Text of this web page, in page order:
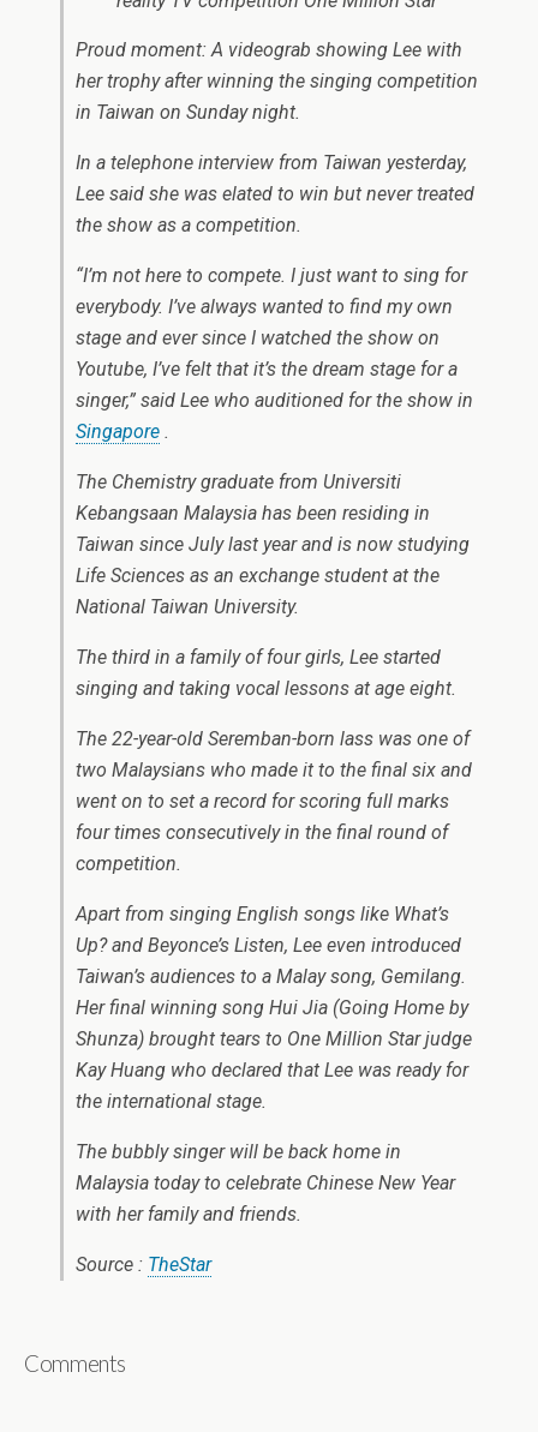
Proud moment: A videograb showing Lee with
her trophy after winning the singing competition
in Taiwan on Sunday night.
In a telephone interview from Taiwan yesterday,
Lee said she was elated to win but never treated
the show as a competition.
“I’m not here to compete. I just want to sing for
everybody. I’ve always wanted to find my own
stage and ever since I watched the show on
Youtube, I’ve felt that it’s the dream stage for a
singer,” said Lee who auditioned for the show in
Singapore .
The Chemistry graduate from Universiti
Kebangsaan Malaysia has been residing in
Taiwan since July last year and is now studying
Life Sciences as an exchange student at the
National Taiwan University.
The third in a family of four girls, Lee started
singing and taking vocal lessons at age eight.
The 22-year-old Seremban-born lass was one of
two Malaysians who made it to the final six and
went on to set a record for scoring full marks
four times consecutively in the final round of
competition.
Apart from singing English songs like What’s
Up? and Beyonce’s Listen, Lee even introduced
Taiwan’s audiences to a Malay song, Gemilang.
Her final winning song Hui Jia (Going Home by
Shunza) brought tears to One Million Star judge
Kay Huang who declared that Lee was ready for
the international stage.
The bubbly singer will be back home in
Malaysia today to celebrate Chinese New Year
with her family and friends.
Source : TheStar
Comments